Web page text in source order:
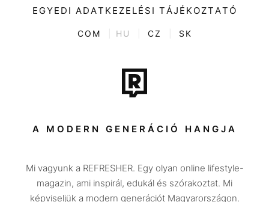
Kultúra
ENTR
Tech-Tudomány
Sport
Társadalom
Utazás
Életmód
EGYEDI ADATKEZELÉSI TÁJÉKOZTATÓ
COM HU CZ SK
A MODERN GENERÁCIÓ HANGJA
Mi vagyunk a REFRESHER. Egy olyan online lifestyle-
magazin, ami inspirál, edukál és szórakoztat. Mi
képviseljük a modern generációt Magyarországon.